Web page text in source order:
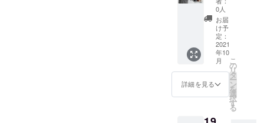
ジュ ・
オフホ
ワイト
━ 仕様
━ 素材
: ベビー
アルパ
カ100%
サイズ :
予定
【内
容】 下
記5色の
中か
ら、お
好きな1
枚をお
選びく
5色 ・
ELEGA
NCEポ
ンチョ
１枚 +
エコ
バッグ
付き 定
価
22,000
円
0円
0人
お届
け予
定：
2021
年10
月
詳細を見る
こ
の
リ
タ
ー
ン
を
選
択
す
る